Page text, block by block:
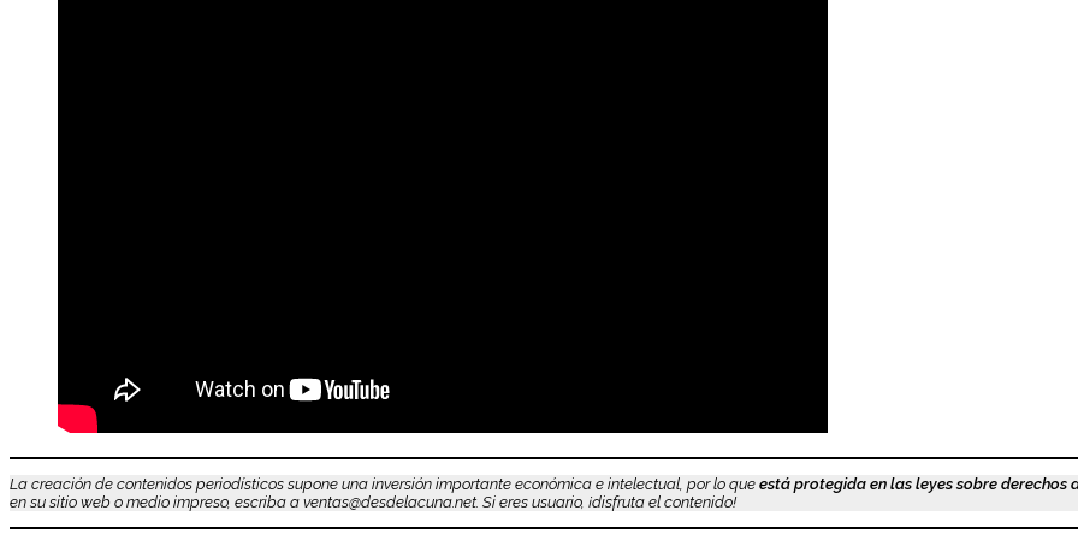
La creación de contenidos periodísticos supone una inversión importante económica e intelectual, por lo que está protegida en las leyes sobre derechos
en su sitio web o medio impreso, escriba a ventas@desdelacuna.net. Si eres usuario, ¡disfruta el contenido!